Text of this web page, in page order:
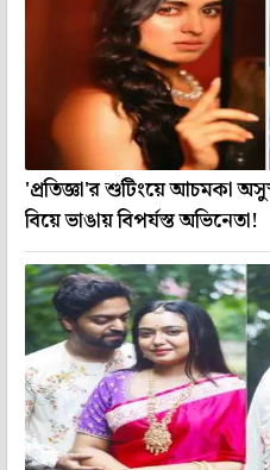
'প্রতিজ্ঞা'র শুটিংয়ে আচমকা
বিয়ে ভাঙায় বিপর্যস্ত অভিনেতা!